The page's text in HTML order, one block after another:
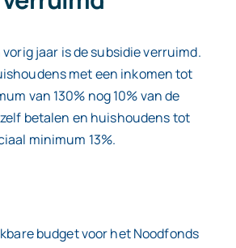
jaar is de subsidie verruimd.
met een inkomen tot
van 130% nog 10% van de
betalen en huishoudens tot
minimum 13%.
budget voor het Noodfonds